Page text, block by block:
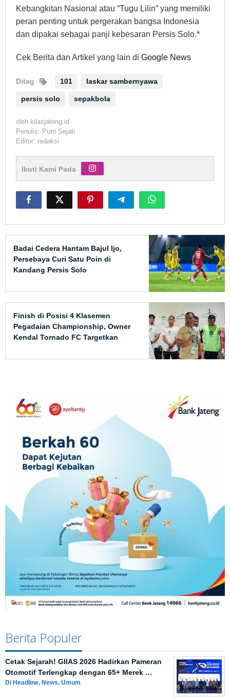
Kebangkitan Nasional atau “Tugu Lilin” yang memiliki
peran penting untuk pergerakan bangsa Indonesia
dan dipakai sebagai panji kebesaran Persis Solo.*
Cek Berita dan Artikel yang lain di Google News
Ditag 101 laskar sambernyawa
persis solo sepakbola
oleh kilasjateng.id
Penulis: Putri Sejati
Editor: redaksi
Ikuti Kami Pada
Badai Cedera Hantam Bajul Ijo,
Persebaya Curi Satu Poin di
Kandang Persis Solo
Finish di Posisi 4 Klasemen
Pegadaian Championship, Owner
Kendal Tornado FC Targetkan
Berita Populer
Cetak Sejarah! GIIAS 2026 Hadirkan Pameran
Otomotif Terlengkap dengan 65+ Merek …
Di Headline, News, Umum